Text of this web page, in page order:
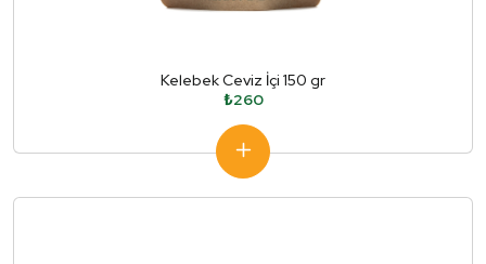
Kelebek Ceviz İçi 150 gr
₺260